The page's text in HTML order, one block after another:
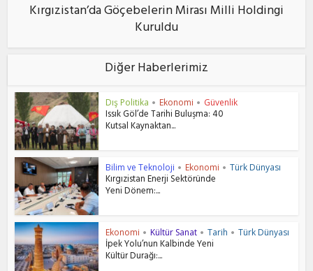
Kırgızistan’da Göçebelerin Mirası Milli Holdingi
Kuruldu
Diğer Haberlerimiz
Dış Politika • Ekonomi • Güvenlik
Issık Göl’de Tarihi Buluşma: 40
Kutsal Kaynaktan...
Bilim ve Teknoloji • Ekonomi • Türk Dünyası
Kırgızistan Enerji Sektöründe
Yeni Dönem:...
Ekonomi • Kültür Sanat • Tarih • Türk Dünyası
İpek Yolu’nun Kalbinde Yeni
Kültür Durağı:...